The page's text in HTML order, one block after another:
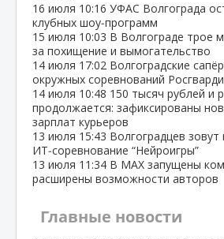
16 июля 10:16 УФАС Волгограда
клубных шоу‑программ
15 июля 10:03 В Волгограде трое
за похищение и вымогательство
14 июля 17:02 Волгоградские
окружных соревнований
14 июля 10:48 150 тысяч рублей и
продолжается: зафиксированы
зарплат курьеров
13 июля 15:43 Волгоградцев зовут
ИТ‑соревнование “Нейроигры”
13 июля 11:34 В МАХ запущены
расширены возможности авторов
Главные новости